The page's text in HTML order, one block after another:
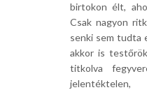
birtokon élt,
Csak nagyon
senki sem tudta
akkor is
titkolva